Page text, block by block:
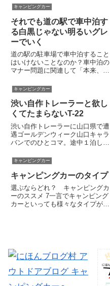
く寛げるように。そんな思いを実
現...
キャンピングカー
それでも道の駅で車中泊す
る白黒じゃない明るいグレ
ーでいく
道の駅の駐車場で車中泊すること
はいけないことなのか？車中泊の
マナー問題に関連して「本来、道
る」といった声が聞こえてきます
ので、私なりの考えを雑文にまと
めてみます。結論から述べると、
私の考えは単純で次のとおりで
す。...
キャンピングカー
渋い自作トレーラーと欲し
くてたまらないT-22
渋い自作トレーラーに山口県で遭
遇ゴールデンウィーク山口キャラ
バンでのひとコマ。途中１泊した
なクルマが我がデイブレイク号の
すぐ後ろで車中泊していました。
それが、下の画像。手作り感満載
のトレーラーです。普通車の駐
車...
キャンピングカー
キャンピングカーのタイプ
選ぶならどれ？ キャンピングカ
ーのススメ 7一言でキャンピング
カーといっても様々なタイプがあ